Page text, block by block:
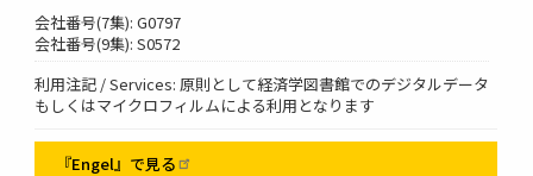
会社番号(7集): G0797
会社番号(9集): S0572
利用注記 / Services: 原則として経済学図書館でのデジタルデータ
もしくはマイクロフィルムによる利用となります
『Engel』で見る